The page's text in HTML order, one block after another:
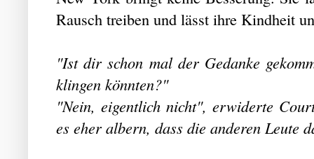
Rausch treiben und lässt ihre Kindheit
"Ist dir schon mal der Gedanke
klingen könnten?"
"Nein, eigentlich nicht", erwiderte
es eher albern, dass die anderen Leute